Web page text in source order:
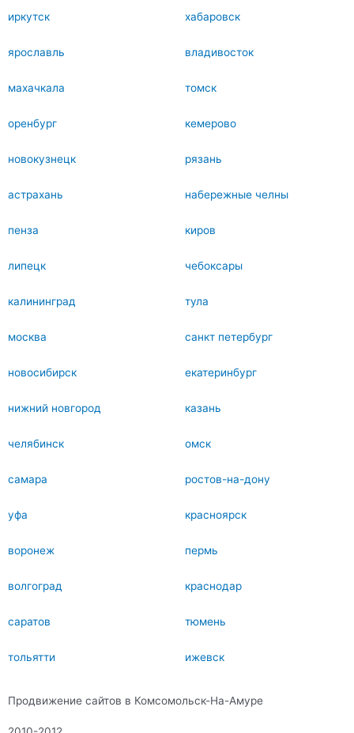
иркутск хабаровск
ярославль владивосток
махачкала томск
оренбург кемерово
новокузнецк рязань
астрахань набережные челны
пенза киров
липецк чебоксары
калининград тула
москва санкт петербург
новосибирск екатеринбург
нижний новгород казань
челябинск омск
самара ростов-на-дону
уфа красноярск
воронеж пермь
волгоград краснодар
саратов тюмень
тольятти ижевск
Продвижение сайтов в Комсомольск-На-Амуре